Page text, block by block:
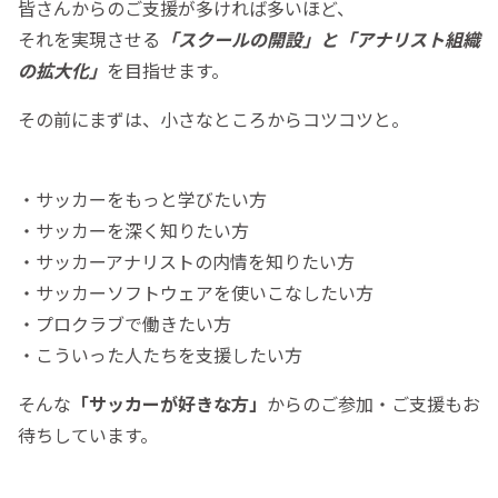
皆さんからのご支援が多ければ多いほど、
それを実現させる 「スクールの開設」と「アナリスト組織
の拡大化」 を目指せます。
その前にまずは、小さなところからコツコツと。
・サッカーをもっと学びたい方
・サッカーを深く知りたい方
・サッカーアナリストの内情を知りたい方
・サッカーソフトウェアを使いこなしたい方
・プロクラブで働きたい方
・こういった人たちを支援したい方
そんな 「サッカーが好きな方」 からのご参加・ご支援もお
待ちしています。